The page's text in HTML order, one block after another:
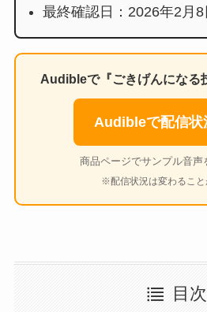
最終確認日：2026年2月8
Audibleで『ごきげんになる
Audibleで配信状
商品ページでサンプル音声
※配信状況は変わること
目次